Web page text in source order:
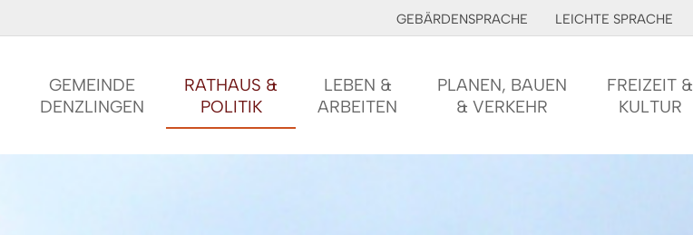
GEBÄRDENSPRACHE LEICHTE SPRACHE
GEMEINDE
DENZLINGEN
RATHAUS &
POLITIK
LEBEN &
ARBEITEN
PLANEN, BAUEN
& VERKEHR
FREIZEIT &
KULTUR